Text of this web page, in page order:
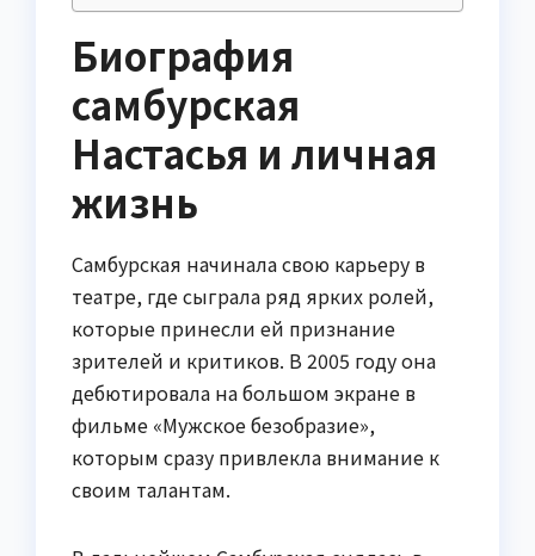
Биография
самбурская
Настасья и личная
жизнь
Самбурская начинала свою карьеру в
театре, где сыграла ряд ярких ролей,
которые принесли ей признание
зрителей и критиков. В 2005 году она
дебютировала на большом экране в
фильме «Мужское безобразие»,
которым сразу привлекла внимание к
своим талантам.